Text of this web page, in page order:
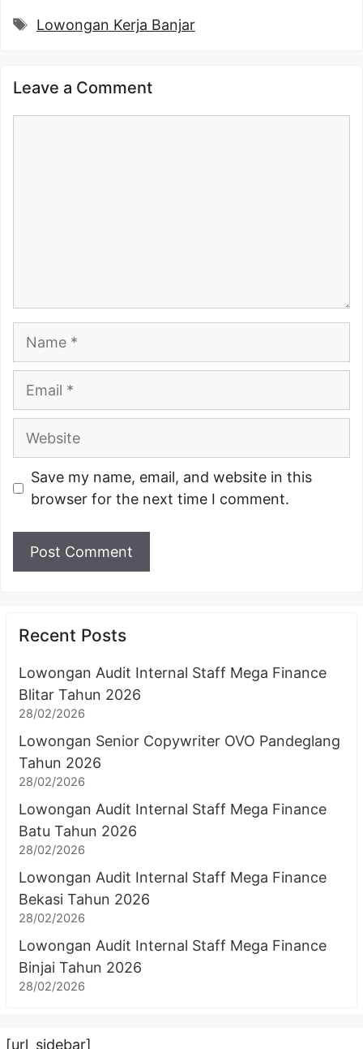
Tags
Lowongan Kerja Banjar
Leave a Comment
Website
Save my name, email, and website in this
browser for the next time I comment.
Recent Posts
Lowongan Audit Internal Staff Mega Finance
Blitar Tahun 2026
28/02/2026
Lowongan Senior Copywriter OVO Pandeglang
Tahun 2026
28/02/2026
Lowongan Audit Internal Staff Mega Finance
Batu Tahun 2026
28/02/2026
Lowongan Audit Internal Staff Mega Finance
Bekasi Tahun 2026
28/02/2026
Lowongan Audit Internal Staff Mega Finance
Binjai Tahun 2026
28/02/2026
[url_sidebar]